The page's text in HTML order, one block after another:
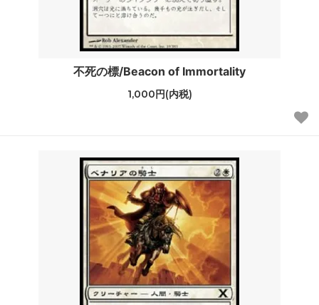
不死の標/Beacon of Immortality
1,000円(内税)